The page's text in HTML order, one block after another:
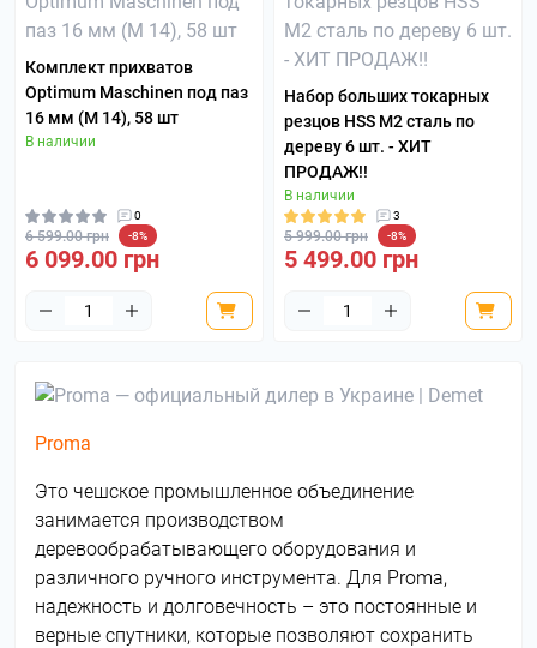
Комплект прихватов
Optimum Maschinen под паз
16 мм (M 14), 58 шт
В наличии
0
6 599.00 грн -8%
6 099.00 грн
Набор больших токарных
резцов HSS М2 сталь по
дереву 6 шт. - ХИТ
ПРОДАЖ!!
В наличии
3
5 999.00 грн -8%
5 499.00 грн
Proma
Это чешское промышленное объединение
занимается производством
деревообрабатывающего оборудования и
различного ручного инструмента. Для Proma,
надежность и долговечность – это постоянные и
верные спутники, которые позволяют сохранить